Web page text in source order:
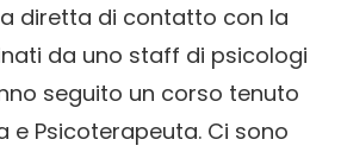
diretta di contatto con la
da uno staff di psicologi
seguito un corso tenuto
e Psicoterapeuta. Ci sono